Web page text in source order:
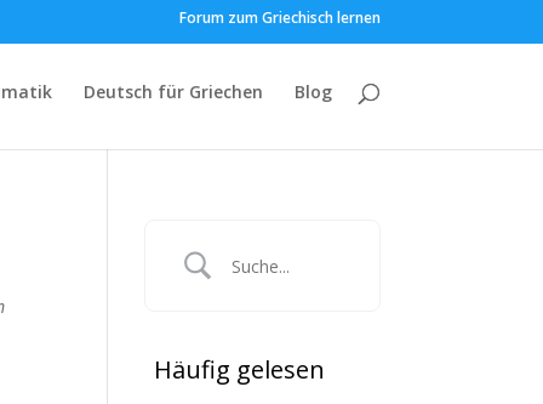
Forum zum Griechisch lernen
Deutsch für Griechen Blog
Häufig gelesen